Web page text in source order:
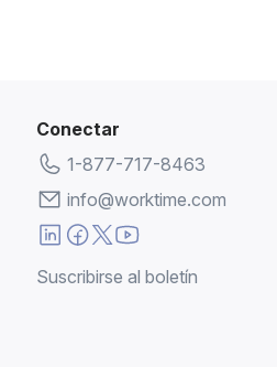
Conectar
1-877-717-8463
info@worktime.com
Suscribirse al boletín